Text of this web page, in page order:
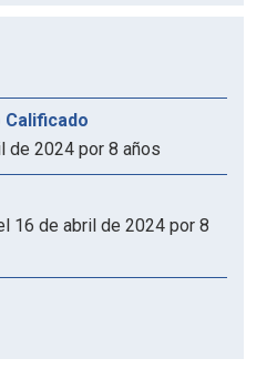
Calificado
de 2024 por 8 años
16 de abril de 2024 por 8